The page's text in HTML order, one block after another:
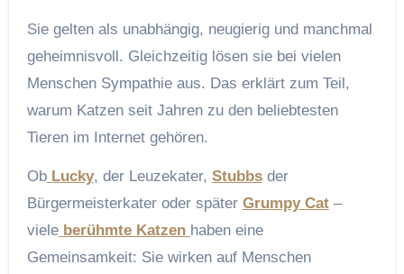
Sie gelten als unabhängig, neugierig und manchmal
geheimnisvoll. Gleichzeitig lösen sie bei vielen
Menschen Sympathie aus. Das erklärt zum Teil,
warum Katzen seit Jahren zu den beliebtesten
Tieren im Internet gehören.
Ob Lucky, der Leuzekater, Stubbsder
Bürgermeisterkater oder später Grumpy Cat–
viele berühmte Katzen haben eine
Gemeinsamkeit: Sie wirken auf Menschen